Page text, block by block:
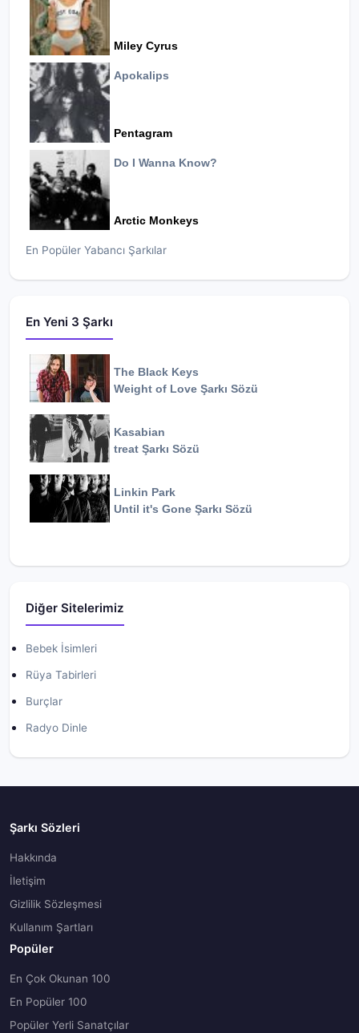
Miley Cyrus
Apokalips
Pentagram
Do I Wanna Know?
Arctic Monkeys
En Popüler Yabancı Şarkılar
En Yeni 3 Şarkı
The Black Keys
Weight of Love Şarkı Sözü
Kasabian
treat Şarkı Sözü
Linkin Park
Until it's Gone Şarkı Sözü
Diğer Sitelerimiz
Bebek İsimleri
Rüya Tabirleri
Burçlar
Radyo Dinle
Şarkı Sözleri
Hakkında
İletişim
Gizlilik Sözleşmesi
Kullanım Şartları
Popüler
En Çok Okunan 100
En Popüler 100
Popüler Yerli Sanatçılar